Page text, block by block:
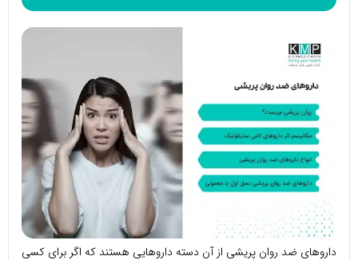
داروهای ضد روان پریشی از آن دسته داروهایی هستند که اگر برای کسی